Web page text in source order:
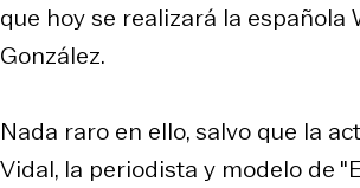
que hoy se realizará la española
González.
Nada raro en ello, salvo que la
Vidal, la periodista y modelo de